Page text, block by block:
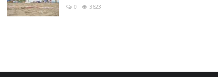
0 3623